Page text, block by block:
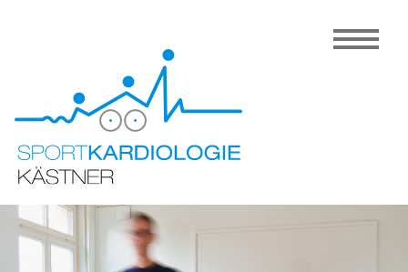
Prävention
Dr. Kästner
Partner
Kontakt